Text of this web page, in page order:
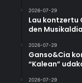
2026-07-29
Lau kontzertu
den
2026-07-29
Ganso&Cia
“Kalean”
2026-07-29